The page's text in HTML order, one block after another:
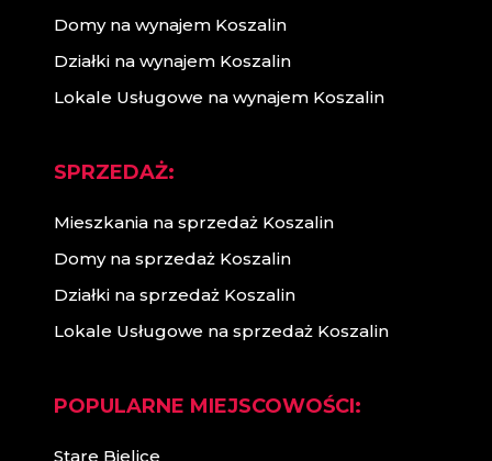
Domy na wynajem Koszalin
Działki na wynajem Koszalin
Lokale Usługowe na wynajem Koszalin
SPRZEDAŻ:
Mieszkania na sprzedaż Koszalin
Domy na sprzedaż Koszalin
Działki na sprzedaż Koszalin
Lokale Usługowe na sprzedaż Koszalin
POPULARNE MIEJSCOWOŚCI:
Stare Bielice